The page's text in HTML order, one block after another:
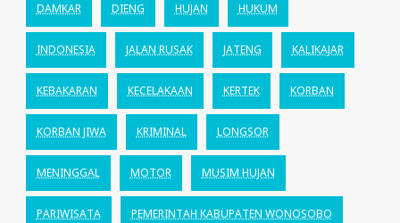
DAMKAR DIENG HUJAN HUKUM
INDONESIA JALAN RUSAK JATENG KALIKAJAR
KEBAKARAN KECELAKAAN KERTEK KORBAN
KORBAN JIWA KRIMINAL LONGSOR
MENINGGAL MOTOR MUSIM HUJAN
PARIWISATA PEMERINTAH KABUPATEN WONOSOBO